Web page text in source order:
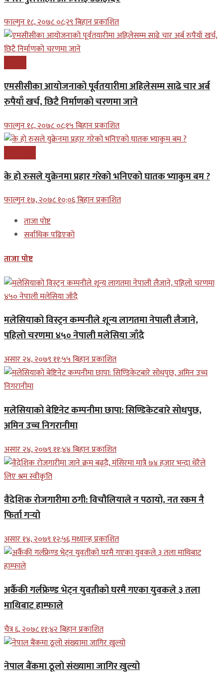
फाल्गुन १८, २०७८ ०८;२९ बिहान प्रकाशित
एमसीसीका आयोजनाको पूर्वतयारीमा अहिलेसम्म साढे चार अर्ब
रुपैयाँ खर्च, छिटै निर्माणको चरणमा जाने
फाल्गुन १८, २०७८ ०८;१५ बिहान प्रकाशित
के हो रुसले युक्रेनमा प्रहार गरेको भनिएको घातक भ्याकुम बम ?
फाल्गुन १७, २०७८ १०;०६ बिहान प्रकाशित
ताजा पोष्ट
सर्वाधिक पढिएको
ताजा पोष्ट
मलेसियाको विस्ट्रन कम्पनीले शून्य लागतमा नेपाली लैजाने,
पहिलो चरणमा ४५० नेपाली मलेसिया जाँदै
असार २४, २०७९ ११;५५ बिहान प्रकाशित
मलेसियाको बेष्टिनेट कम्पनीमा छापा: सिण्डिकेटबारे सोधपुछ,
अमिन उच्च निगरानीमा
असार २४, २०७९ ११;४४ बिहान प्रकाशित
वैदेशिक रोजगारीमा ठगी: विचौलियाले न पठायो, नत रकम नै
फिर्ता गर्‍यो
असार १४, २०७९ १२;५६ मध्यान्ह प्रकाशित
अर्कैकी गर्लफ्रेण्ड भेट्न युवतीको घरमै गएका युवकले ३ तला
माथिबाट हाम्फाले
चैत्र ६, २०७८ ११;४२ बिहान प्रकाशित
नेपाल बैंकमा ठूलो संख्यामा जागिर खुल्यो